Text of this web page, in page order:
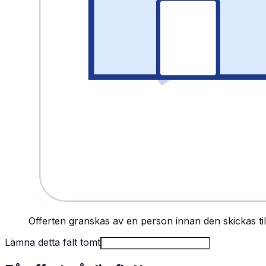
Offerten granskas av en person innan den skickas
Lämna detta fält tomt